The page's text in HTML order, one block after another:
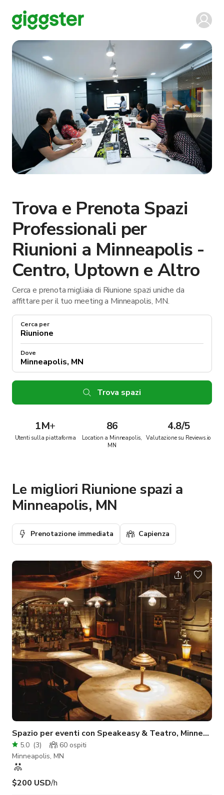
Trova e Prenota Spazi
Professionali per
Riunioni a Minneapolis -
Centro, Uptown e Altro
Cerca e prenota migliaia di Riunione spazi uniche da
affittare per il tuo meeting a Minneapolis, MN.
Cerca per
Dove
Trova spazi
1M+
Utenti sulla piattaforma
86
Location a Minneapolis,
MN
4.8/5
Valutazione su Reviews.io
Le migliori Riunione spazi a
Minneapolis, MN
Prenotazione immediata Capienza
Spazio per eventi con Speakeasy & Teatro,
5.0 (3) 60 ospiti
Minneapolis, MN
$200 USD/h